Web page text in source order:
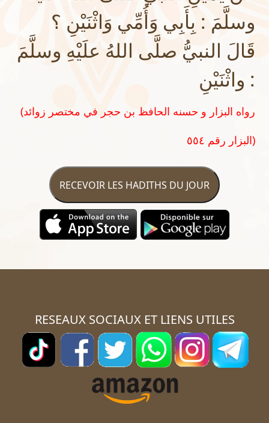
وسلَّمَ : بِأَبِي وَأُمِّي وَاثْنَيْنِ ؟
قَالَ النبيُّ صلَّى اللهُ علَيْهِ وسلَّمَ
: واثْنَيْنِ
(رواه البزار و حسنه الحافظ بن حجر في مختصر زوائد
البزار رقم ٥٥٤)
RECEVOIR LES HADITHS DU JOUR
RESEAUX SOCIAUX ET LIENS UTILES